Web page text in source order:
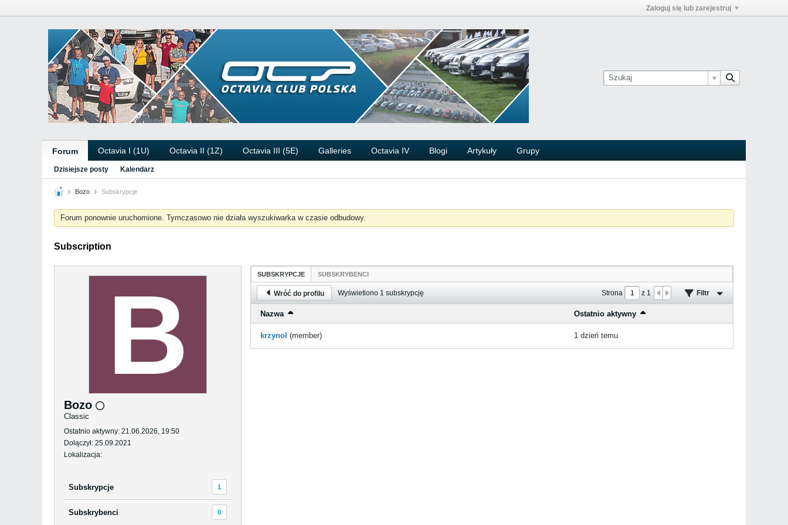
Zaloguj się lub zarejestruj
Forum Octavia I (1U) Octavia II (1Z) Octavia III (5E) Galleries Octavia IV Blogi Artykuły Grupy
Dzisiejsze posty Kalendarz
Bozo Subskrypcje
Forum ponownie uruchomione. Tymczasowo nie działa wyszukiwarka w czasie odbudowy.
Subscription
Bozo
Classic
Ostatnio aktywny: 21.06.2026, 19:50
Dołączył: 25.09.2021
Lokalizacja:
Subskrypcje 1
Subskrybenci 0
SUBSKRYPCJE SUBSKRYBENCI
Wróć do profilu Wyświetlono 1 subskrypcję Strona z 1 Filtr
Nazwa Ostatnio aktywny
krzynol (member) 1 dzień temu